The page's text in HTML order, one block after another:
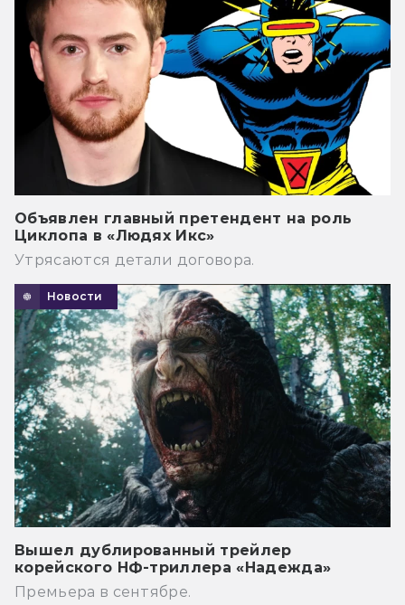
Объявлен главный претендент на роль
Циклопа в «Людях Икс»
Утрясаются детали договора.
Новости
Вышел дублированный трейлер
корейского НФ-триллера «Надежда»
Премьера в сентябре.